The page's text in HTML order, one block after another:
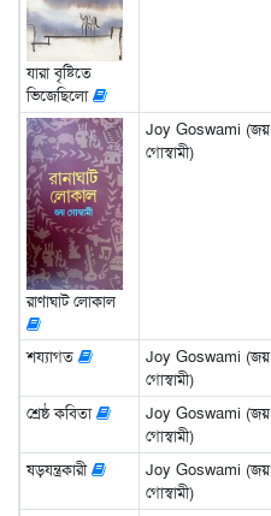
যারা বৃষ্টিতে
ভিজেছিলো
রাণাঘাট লোকাল
Joy Goswami (জয়
গোস্বামী)
শয্যাগত
Joy Goswami (জয়
গোস্বামী)
শ্রেষ্ঠ কবিতা
Joy Goswami (জয়
গোস্বামী)
ষড়যন্ত্রকারী
Joy Goswami (জয়
গোস্বামী)